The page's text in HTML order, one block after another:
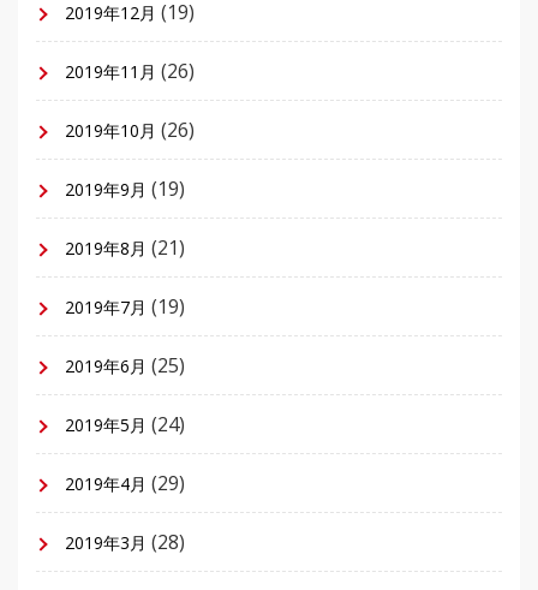
2019年12月 (19)
2019年11月 (26)
2019年10月 (26)
2019年9月 (19)
2019年8月 (21)
2019年7月 (19)
2019年6月 (25)
2019年5月 (24)
2019年4月 (29)
2019年3月 (28)